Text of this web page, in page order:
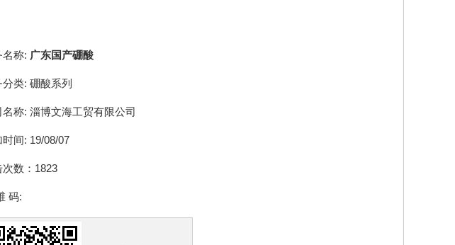
名称: 广东国产硼酸
分类: 硼酸系列
名称: 淄博文海工贸有限公司
时间: 19/08/07
数： 1823
码: